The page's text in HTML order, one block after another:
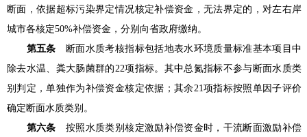
断面，依据超标污染界定情况核定补偿资金，无法界定的，对左右岸
城市各核定50%补偿资金，分别向省政府缴纳。
第五条 断面水质考核指标包括地表水环境质量标准基本项目中
除去水温、粪大肠菌群的22项指标。其中总氮指标不参与断面水质类
别判定，单独作为补偿资金核定依据；其余21项指标按照单因子评价
确定断面水质类别。
第六条 按照水质类别核定激励补偿资金时，干流断面激励补偿